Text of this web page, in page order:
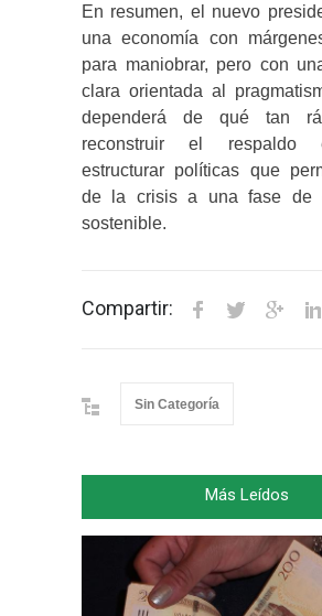
En resumen, el nuevo
una economía con
para maniobrar, pero con
clara orientada al
dependerá de qué tan
reconstruir el respaldo
estructurar políticas que
de la crisis a una fase de
sostenible.
Compartir:
Sin Categoría
Más Leídos